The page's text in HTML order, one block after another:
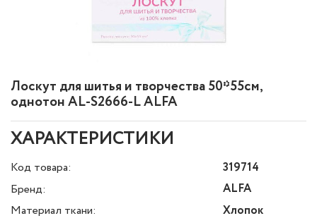
Лоскут для шитья и творчества 50*55см,
однотон AL-S2666-L ALFA
ХАРАКТЕРИСТИКИ
Код товара:
319714
Бренд:
ALFA
Материал ткани:
Хлопок